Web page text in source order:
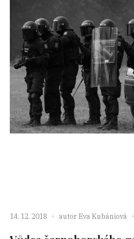
14. 12. 2018 autor Eva Kubániová